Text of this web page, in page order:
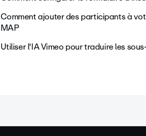
Comment ajouter des participants à
MAP
Utiliser l'IA Vimeo pour traduire les